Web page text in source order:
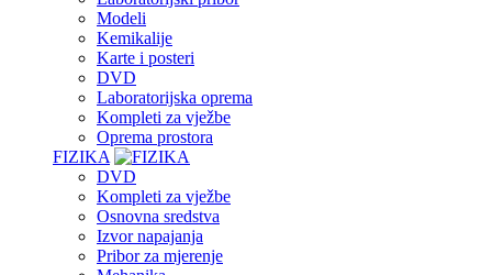
Modeli
Kemikalije
Karte i posteri
DVD
Laboratorijska oprema
Kompleti za vježbe
Oprema prostora
FIZIKA
DVD
Kompleti za vježbe
Osnovna sredstva
Izvor napajanja
Pribor za mjerenje